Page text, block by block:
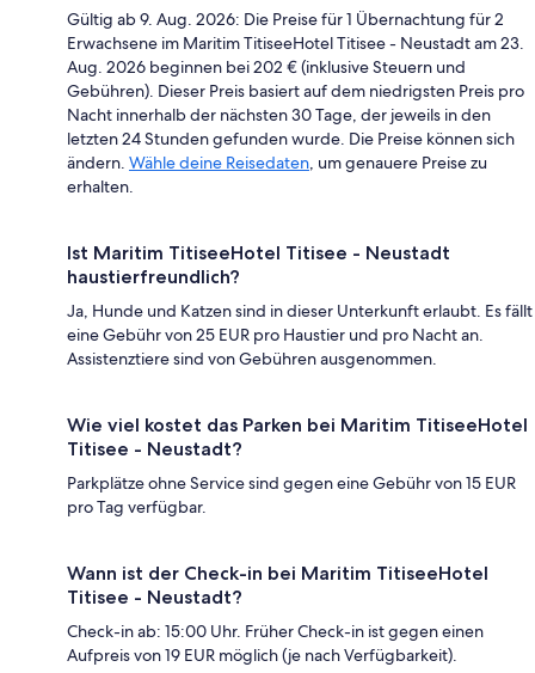
Gültig ab 9. Aug. 2026: Die Preise für 1 Übernachtung für 2
Erwachsene im Maritim TitiseeHotel Titisee - Neustadt am 23.
Aug. 2026 beginnen bei 202 € (inklusive Steuern und
Gebühren). Dieser Preis basiert auf dem niedrigsten Preis pro
Nacht innerhalb der nächsten 30 Tage, der jeweils in den
letzten 24 Stunden gefunden wurde. Die Preise können sich
ändern. Wähle deine Reisedaten, um genauere Preise zu
erhalten.
Ist Maritim TitiseeHotel Titisee - Neustadt
haustierfreundlich?
Ja, Hunde und Katzen sind in dieser Unterkunft erlaubt. Es fällt
eine Gebühr von 25 EUR pro Haustier und pro Nacht an.
Assistenztiere sind von Gebühren ausgenommen.
Wie viel kostet das Parken bei Maritim TitiseeHotel
Titisee - Neustadt?
Parkplätze ohne Service sind gegen eine Gebühr von 15 EUR
pro Tag verfügbar.
Wann ist der Check-in bei Maritim TitiseeHotel
Titisee - Neustadt?
Check-in ab: 15:00 Uhr. Früher Check-in ist gegen einen
Aufpreis von 19 EUR möglich (je nach Verfügbarkeit).